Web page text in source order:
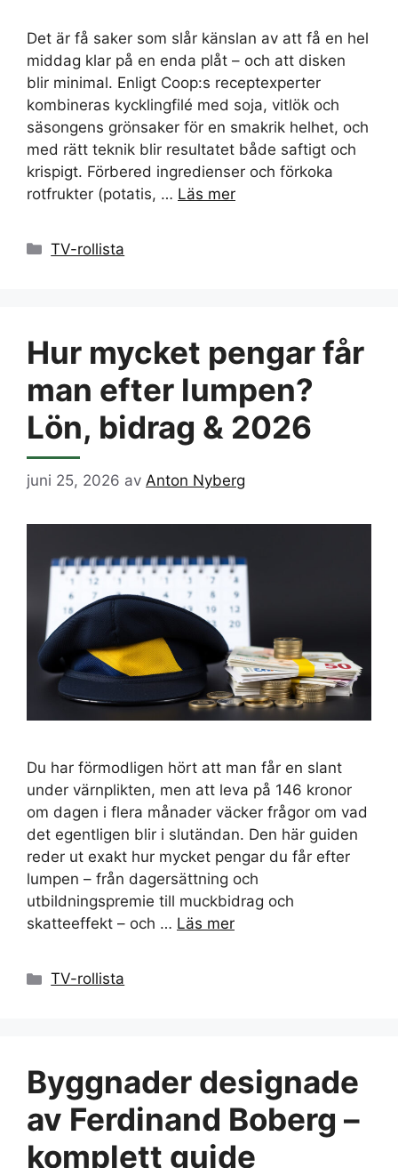
Det är få saker som slår känslan av att få en hel
middag klar på en enda plåt – och att disken
blir minimal. Enligt Coop:s receptexperter
kombineras kycklingfilé med soja, vitlök och
säsongens grönsaker för en smakrik helhet, och
med rätt teknik blir resultatet både saftigt och
krispigt. Förbered ingredienser och förkoka
rotfrukter (potatis, … Läs mer
Kategorier
TV-rollista
Hur mycket pengar får
man efter lumpen?
Lön, bidrag & 2026
juni 25, 2026 av Anton Nyberg
Du har förmodligen hört att man får en slant
under värnplikten, men att leva på 146 kronor
om dagen i flera månader väcker frågor om vad
det egentligen blir i slutändan. Den här guiden
reder ut exakt hur mycket pengar du får efter
lumpen – från dagersättning och
utbildningspremie till muckbidrag och
skatteeffekt – och … Läs mer
Kategorier
TV-rollista
Byggnader designade
av Ferdinand Boberg –
komplett guide